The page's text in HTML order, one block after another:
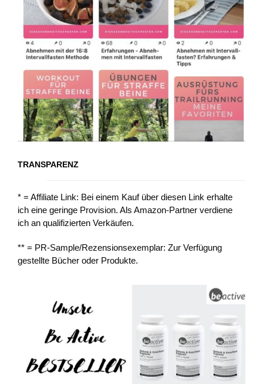
TRANSPARENZ
* = Affiliate Link: Bei einem Kauf über diesen Link erhalte
ich eine geringe Provision. Als Amazon-Partner verdiene
ich an qualifizierten Verkäufen.
** = PR-Sample/Rezensionsexemplar: Zur Verfügung
gestellte Bücher oder Produkte.